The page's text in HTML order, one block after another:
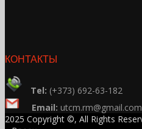
КОНТАКТЫ
Tel: (+373) 692-63-182
Email: utcm.rm@gmail.com
2025 Copyright ©, All Rights